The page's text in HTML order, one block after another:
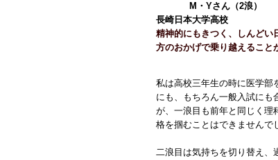
M・Yさん（2浪）
長崎日本大学高校
精神的にもきつく、しんどい
方のおかげで乗り越えること
私は高校三年生の時に医学部
にも、もちろん一般入試にも
が、一浪目も前年と同じく理
格を掴むことはできませんで
二浪目は気持ちを切り替え、